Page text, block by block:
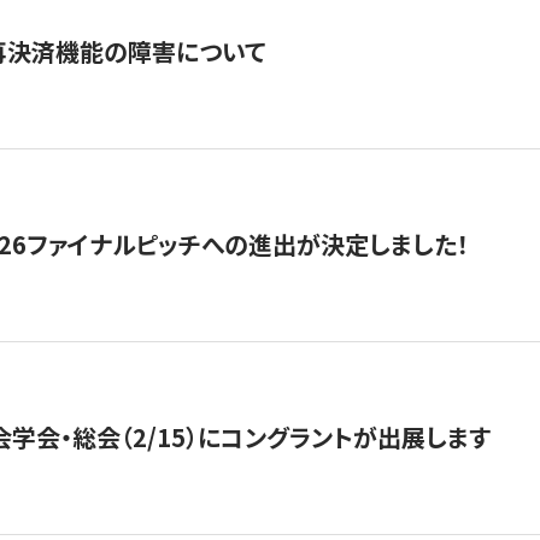
決済機能の障害について
ァイナルピッチへの進出が決定しました！
会・総会（2/15）にコングラントが出展します